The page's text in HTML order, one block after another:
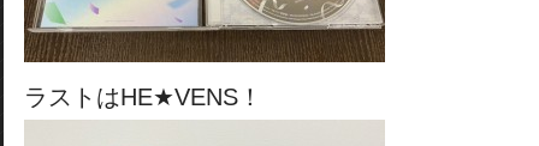
ラストはHE★VENS！